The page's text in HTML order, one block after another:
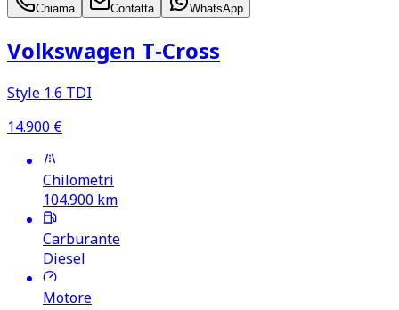
Chiama Contatta WhatsApp
Volkswagen T‑Cross
Style 1.6 TDI
14.900 €
Chilometri
104.900 km
Carburante
Diesel
Motore